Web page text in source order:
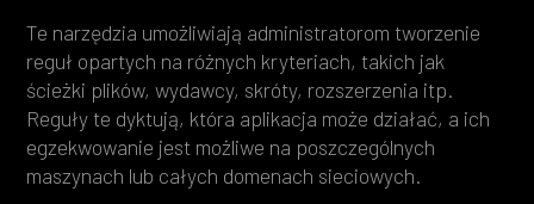
Te narzędzia umożliwiają administratorom tworzenie
reguł opartych na różnych kryteriach, takich jak
ścieżki plików, wydawcy, skróty, rozszerzenia itp.
Reguły te dyktują, która aplikacja może działać, a ich
egzekwowanie jest możliwe na poszczególnych
maszynach lub całych domenach sieciowych.